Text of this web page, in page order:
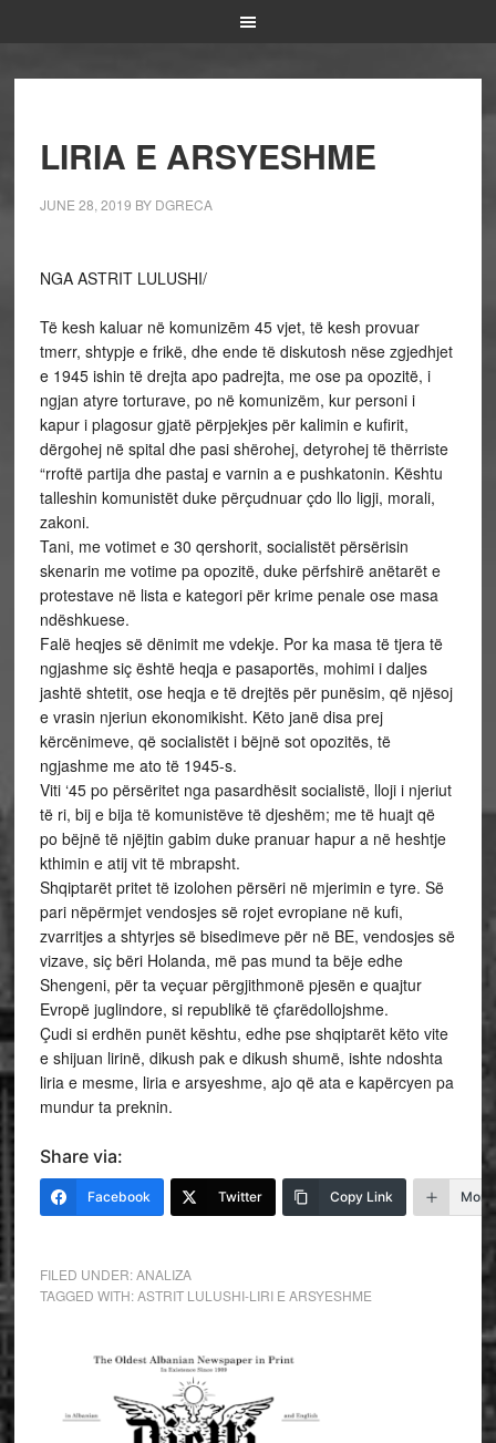
LIRIA E ARSYESHME
JUNE 28, 2019 BY DGRECA
NGA ASTRIT LULUSHI/
Të kesh kaluar në komunizēm 45 vjet, të kesh provuar
tmerr, shtypje e frikë, dhe ende të diskutosh nëse zgjedhjet
e 1945 ishin të drejta apo padrejta, me ose pa opozitë, i
ngjan atyre torturave, po në komunizëm, kur personi i
kapur i plagosur gjatë përpjekjes për kalimin e kufirit,
dërgohej në spital dhe pasi shërohej, detyrohej të thërriste
“rroftë partija dhe pastaj e varnin a e pushkatonin. Kështu
talleshin komunistët duke përçudnuar çdo llo ligji, morali,
zakoni.
Tani, me votimet e 30 qershorit, socialistët përsërisin
skenarin me votime pa opozitë, duke përfshirë anëtarët e
protestave në lista e kategori për krime penale ose masa
ndëshkuese.
Falë heqjes së dënimit me vdekje. Por ka masa të tjera të
ngjashme siç është heqja e pasaportës, mohimi i daljes
jashtë shtetit, ose heqja e të drejtës për punësim, që njësoj
e vrasin njeriun ekonomikisht. Këto janë disa prej
kërcënimeve, që socialistët i bëjnë sot opozitës, të
ngjashme me ato të 1945-s.
Viti ‘45 po përsëritet nga pasardhësit socialistë, lloji i njeriut
të ri, bij e bija të komunistëve të djeshëm; me të huajt që
po bëjnë të njëjtin gabim duke pranuar hapur a në heshtje
kthimin e atij vit të mbrapsht.
Shqiptarët pritet të izolohen përsëri në mjerimin e tyre. Së
pari nëpërmjet vendosjes së rojet evropiane në kufi,
zvarritjes a shtyrjes së bisedimeve për në BE, vendosjes së
vizave, siç bëri Holanda, më pas mund ta bëje edhe
Shengeni, për ta veçuar përgjithmonë pjesën e quajtur
Evropë juglindore, si republikë të çfarëdollojshme.
Çudi si erdhën punët kështu, edhe pse shqiptarët këto vite
e shijuan lirinë, dikush pak e dikush shumë, ishte ndoshta
liria e mesme, liria e arsyeshme, ajo që ata e kapërcyen pa
mundur ta preknin.
Share via:
Facebook Twitter Copy Link More
FILED UNDER:ANALIZA
TAGGED WITH:ASTRIT LULUSHI-LIRI E ARSYESHME